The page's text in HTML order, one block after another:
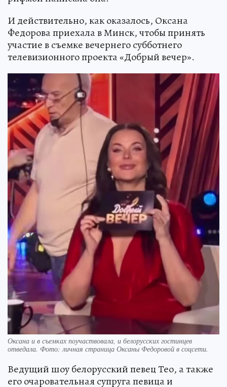
И действительно, как оказалось, Оксана
Федорова приехала в Минск, чтобы принять
участие в съемке вечернего субботнего
телевизионного проекта «Добрый вечер».
Оксана и в съемках поучаствовала, и белорусских гостинцев
отведала. Фото: личная страница Оксаны Федоровой в соцсети.
Ведущий шоу белорусский певец Тео, а также
его очаровательная супруга певица и